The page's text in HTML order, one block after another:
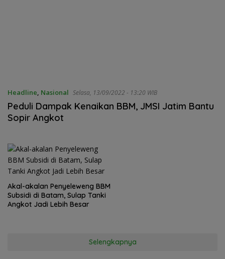
Headline, Nasional Selasa, 13/09/2022 - 13:20 WIB
Peduli Dampak Kenaikan BBM, JMSI Jatim Bantu
Sopir Angkot
Akal-akalan Penyeleweng BBM
Subsidi di Batam, Sulap Tanki
Angkot Jadi Lebih Besar
Selengkapnya